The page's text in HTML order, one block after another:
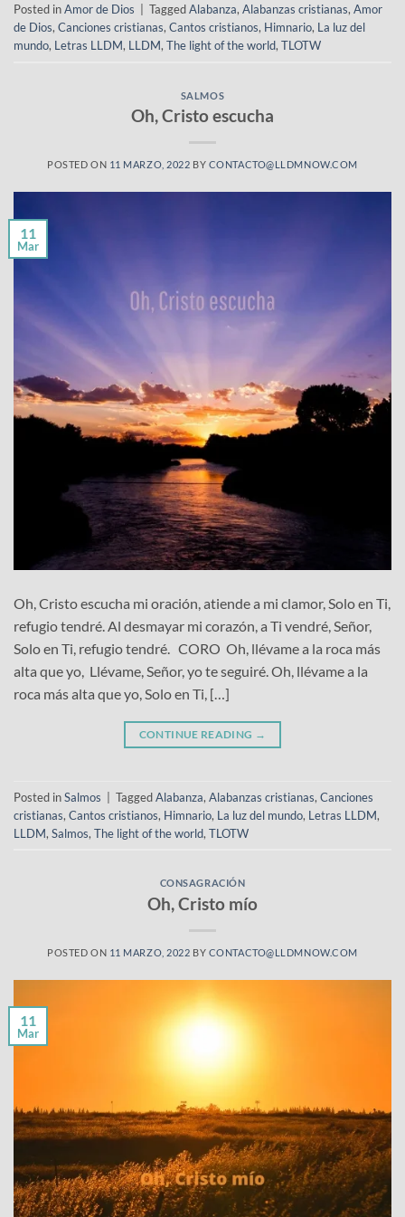
Posted inAmor de Dios TaggedAlabanza, Alabanzas cristianas, Amor
de Dios, Canciones cristianas, Cantos cristianos, Himnario, La luz del
mundo, Letras LLDM, LLDM, The light of the world, TLOTW
SALMOS
Oh, Cristo escucha
POSTED ON 11 MARZO, 2022 BY CONTACTO@LLDMNOW.COM
11
Mar
Oh, Cristo escucha mi oración, atiende a mi clamor, Solo en Ti,
refugio tendré. Al desmayar mi corazón, a Ti vendré, Señor,
Solo en Ti, refugio tendré. CORO Oh, llévame a la roca más
alta que yo, Llévame, Señor, yo te seguiré. Oh, llévame a la
roca más alta que yo, Solo en Ti, […]
CONTINUE READING →
Posted inSalmos TaggedAlabanza, Alabanzas cristianas, Canciones
cristianas, Cantos cristianos, Himnario, La luz del mundo, Letras LLDM,
LLDM, Salmos, The light of the world, TLOTW
CONSAGRACIÓN
Oh, Cristo mío
POSTED ON 11 MARZO, 2022 BY CONTACTO@LLDMNOW.COM
11
Mar